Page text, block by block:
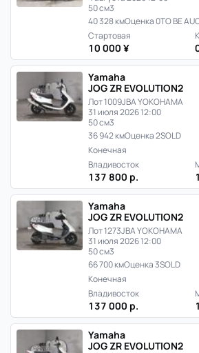
50 см3
40 328 кмОценка 0TO BE
Стартовая
10 000 ¥
Yamaha
JOG ZR EVOLUTION2
Лот 1009JBA YOKOHAMA
31 июля 2026 12:00
50 см3
36 942 кмОценка 2SOLD
Конечная
Владивосток
137 800 р.
Yamaha
JOG ZR EVOLUTION2
Лот 1273JBA YOKOHAMA
31 июля 2026 12:00
50 см3
66 700 кмОценка 3SOLD
Конечная
Владивосток
137 000 р.
Yamaha
JOG ZR EVOLUTION2